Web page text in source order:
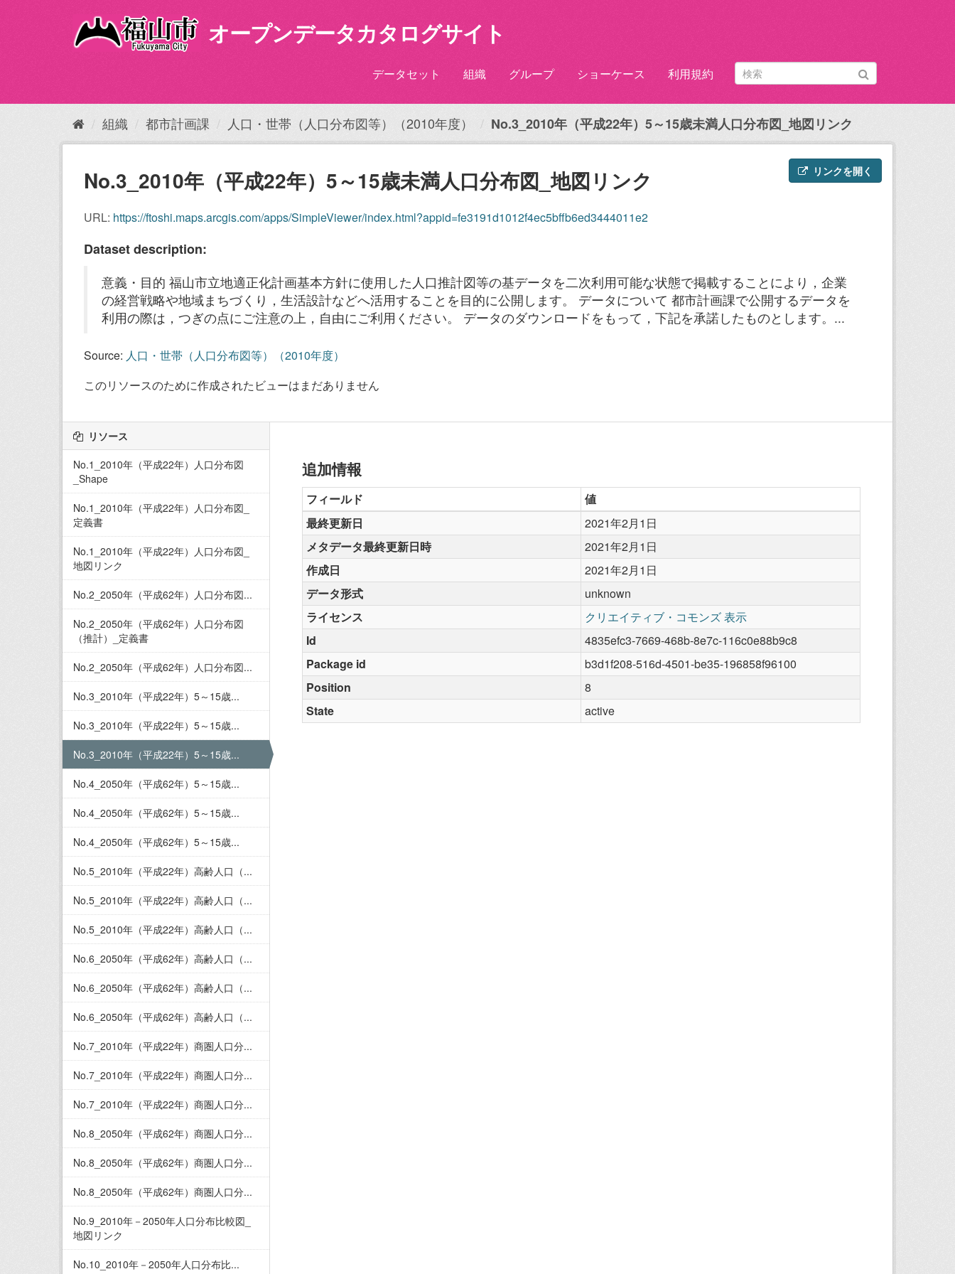
内
オープンデータカタログサイト
データセット 組織 グループ ショーケース 利用規約
組織 都市計画課 人口・世帯（人口分布図等）（2010年度） No.3_2010年（平成22年）5～15歳未満人口分布図_地図リンク
リンクを開く
No.3_2010年（平成22年）5～15歳未満人口分布図_地図リンク
URL: https://ftoshi.maps.arcgis.com/apps/SimpleViewer/index.html?appid=fe3191d1012f4ec5bffb6ed3444011e2
Dataset description:
意義・目的 福山市立地適正化計画基本方針に使用した人口推計図等の基データを二次利用可能な状態で掲載することにより，企業
の経営戦略や地域まちづくり，生活設計などへ活用することを目的に公開します。 データについて 都市計画課で公開するデータを
利用の際は，つぎの点にご注意の上，自由にご利用ください。 データのダウンロードをもって，下記を承諾したものとします。...
Source: 人口・世帯（人口分布図等）（2010年度）
このリソースのために作成されたビューはまだありません
リソース
No.1_2010年（平成22年）人口分布図
_Shape
No.1_2010年（平成22年）人口分布図_
定義書
No.1_2010年（平成22年）人口分布図_
地図リンク
No.2_2050年（平成62年）人口分布図...
No.2_2050年（平成62年）人口分布図
（推計）_定義書
No.2_2050年（平成62年）人口分布図...
No.3_2010年（平成22年）5～15歳...
No.3_2010年（平成22年）5～15歳...
No.3_2010年（平成22年）5～15歳...
No.4_2050年（平成62年）5～15歳...
No.4_2050年（平成62年）5～15歳...
No.4_2050年（平成62年）5～15歳...
No.5_2010年（平成22年）高齢人口（...
No.5_2010年（平成22年）高齢人口（...
No.5_2010年（平成22年）高齢人口（...
No.6_2050年（平成62年）高齢人口（...
No.6_2050年（平成62年）高齢人口（...
No.6_2050年（平成62年）高齢人口（...
No.7_2010年（平成22年）商圏人口分...
No.7_2010年（平成22年）商圏人口分...
No.7_2010年（平成22年）商圏人口分...
No.8_2050年（平成62年）商圏人口分...
No.8_2050年（平成62年）商圏人口分...
No.8_2050年（平成62年）商圏人口分...
No.9_2010年－2050年人口分布比較図_
地図リンク
No.10_2010年－2050年人口分布比...
追加情報
フィールド
値
最終更新日
2021年2月1日
メタデータ最終更新日時
2021年2月1日
作成日
2021年2月1日
データ形式
unknown
ライセンス
クリエイティブ・コモンズ 表示
Id
4835efc3-7669-468b-8e7c-116c0e88b9c8
Package id
b3d1f208-516d-4501-be35-196858f96100
Position
8
State
active